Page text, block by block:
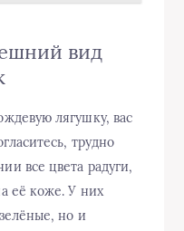
вид
лягушку, вас
трудно
все цвета радуги,
её коже. У них
но и